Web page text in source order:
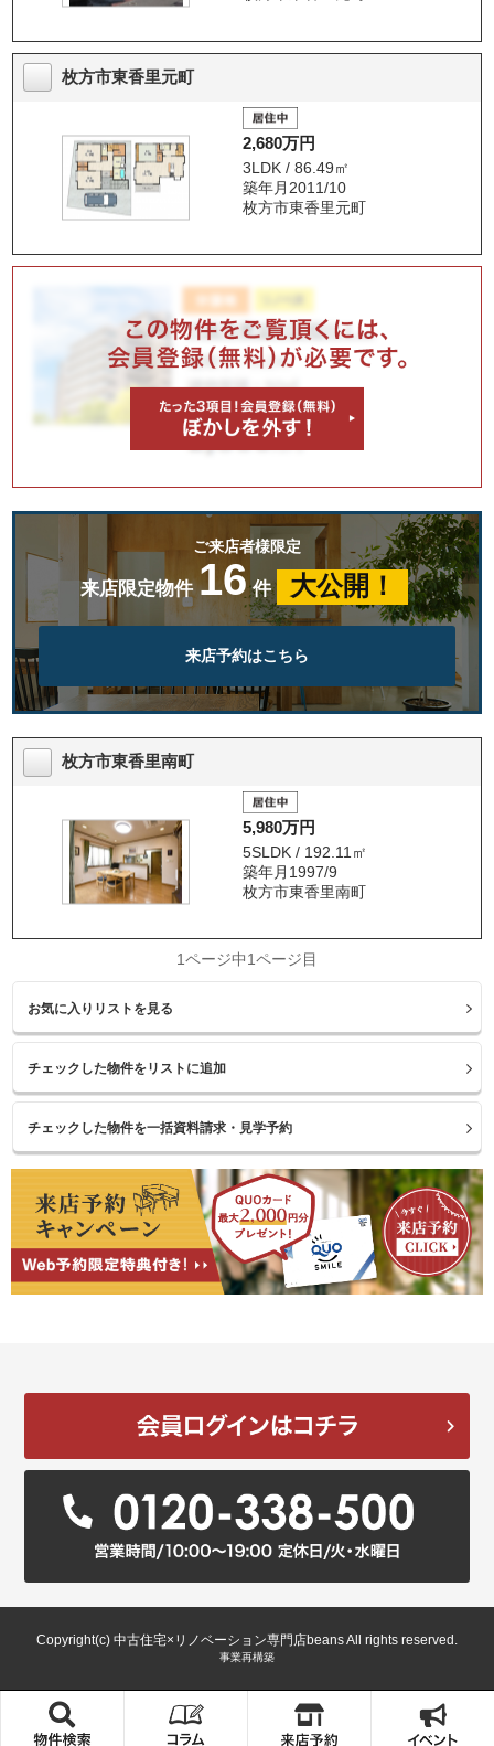
枚方市東香里元町
2,680万円
3LDK / 86.49㎡
築年月2011/10
枚方市東香里元町
ご来店者様限定
来店限定物件 16 件 大公開！
来店予約はこちら
枚方市東香里南町
5,980万円
5SLDK / 192.11㎡
築年月1997/9
枚方市東香里南町
1ページ中1ページ目
お気に入りリストを見る
Copyright(c) 中古住宅×リノベーション専門店beans All rights reserved.
事業再構築